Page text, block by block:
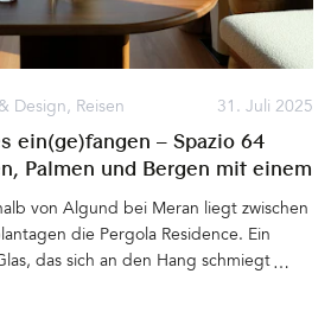
31. Juli 2025
Design, Reisen
ein(ge)fangen – Spazio 64
Palmen und Bergen mit einem
Peer
von Algund bei Meran liegt zwischen
die Pergola Residence. Ein
das sich an den Hang schmiegt und